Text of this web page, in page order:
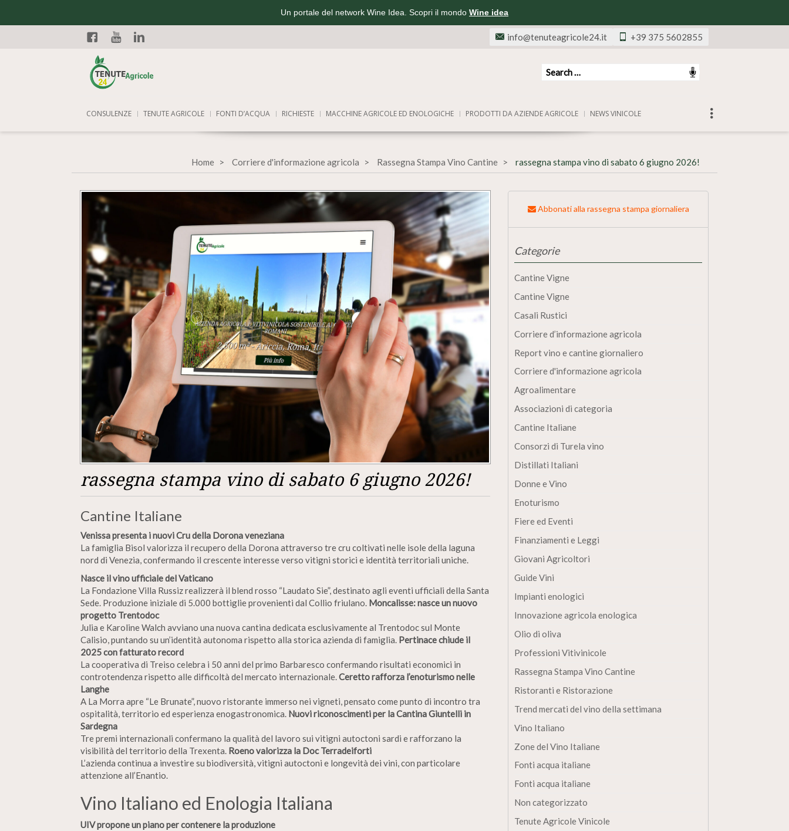
Un portale del network Wine Idea. Scopri il mondo Wine idea
Facebook
+39 375 5602855
info@tenuteagricole24.it
CONSULENZE TENUTE AGRICOLE FONTI D’ACQUA RICHIESTE MACCHINE AGRICOLE ED ENOLOGICHE PRODOTTI DA AZIENDE AGRICOLE NEWS VINICOLE
Home Corriere d'informazione agricola Rassegna Stampa Vino Cantine rassegna stampa vino di sabato 6 giugno 2026!
rassegna stampa vino di sabato 6 giugno 2026!
Cantine Italiane
Venissa presenta i nuovi Cru della Dorona veneziana
La famiglia Bisol valorizza il recupero della Dorona attraverso tre cru coltivati nelle isole della laguna
nord di Venezia, confermando il crescente interesse verso vitigni storici e identità territoriali uniche.
Nasce il vino ufficiale del Vaticano
La Fondazione Villa Russiz realizzerà il blend rosso “Laudato Sie”, destinato agli eventi ufficiali della Santa
Sede. Produzione iniziale di 5.000 bottiglie provenienti dal Collio friulano. Moncalisse: nasce un nuovo
progetto Trentodoc
Julia e Karoline Walch avviano una nuova cantina dedicata esclusivamente al Trentodoc sul Monte
Calisio, puntando su un’identità autonoma rispetto alla storica azienda di famiglia. Pertinace chiude il
2025 con fatturato record
La cooperativa di Treiso celebra i 50 anni del primo Barbaresco confermando risultati economici in
controtendenza rispetto alle difficoltà del mercato internazionale.Ceretto rafforza l’enoturismo nelle
Langhe
A La Morra apre “Le Brunate”, nuovo ristorante immerso nei vigneti, pensato come punto di incontro tra
ospitalità, territorio ed esperienza enogastronomica. Nuovi riconoscimenti per la Cantina Giuntelli in
Sardegna
Tre premi internazionali confermano la qualità del lavoro sui vitigni autoctoni sardi e rafforzano la
visibilità del territorio della Trexenta. Roeno valorizza la Doc Terradeiforti
L’azienda continua a investire su biodiversità, vitigni autoctoni e longevità dei vini, con particolare
attenzione all’Enantio.
Vino Italiano ed Enologia Italiana
UIV propone un piano per contenere la produzione
Abbonati alla rassegna stampa giornaliera
Categorie
Cantine Vigne
Cantine Vigne
Casali Rustici
Corriere d’informazione agricola
Report vino e cantine giornaliero
Corriere d'informazione agricola
Agroalimentare
Associazioni di categoria
Cantine Italiane
Consorzi di Turela vino
Distillati Italiani
Donne e Vino
Enoturismo
Fiere ed Eventi
Finanziamenti e Leggi
Giovani Agricoltori
Guide Vini
Impianti enologici
Innovazione agricola enologica
Olio di oliva
Professioni Vitivinicole
Rassegna Stampa Vino Cantine
Ristoranti e Ristorazione
Trend mercati del vino della settimana
Vino Italiano
Zone del Vino Italiane
Fonti acqua italiane
Fonti acqua italiane
Non categorizzato
Tenute Agricole Vinicole